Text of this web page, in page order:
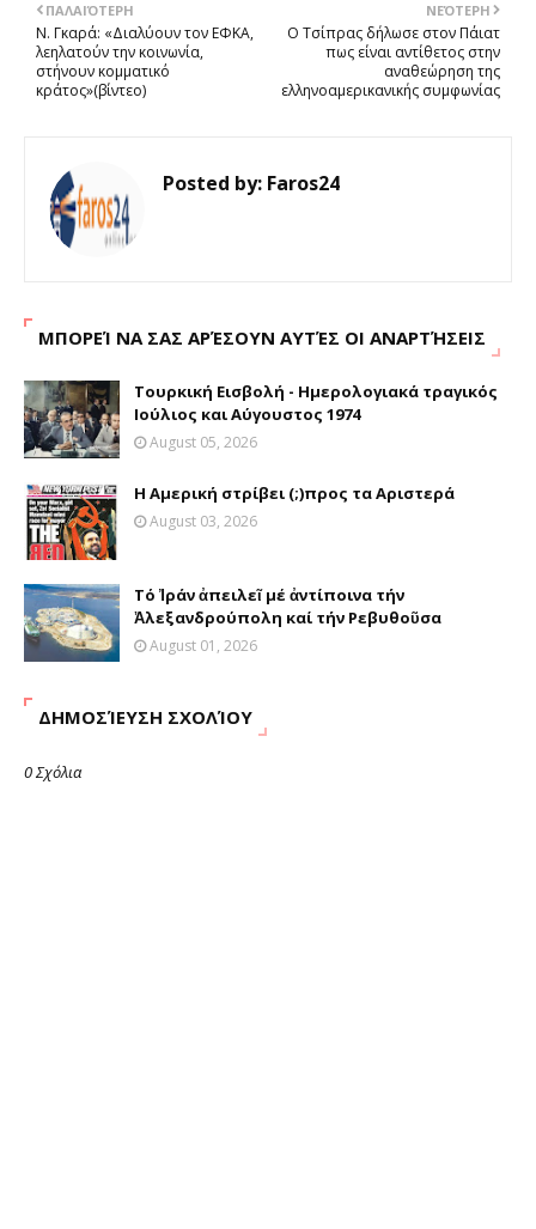
ΝΕΌΤΕΡΗ
Ο Τσίπρας δήλωσε στον Πάιατ
πως είναι αντίθετος στην
αναθεώρηση της
ελληνοαμερικανικής συμφωνίας
ΠΑΛΑΙΌΤΕΡΗ
Ν. Γκαρά: «Διαλύουν τον ΕΦΚΑ,
λεηλατούν την κοινωνία,
στήνουν κομματικό
κράτος»(βίντεο)
Posted by: Faros24
ΜΠΟΡΕΊ ΝΑ ΣΑΣ ΑΡΈΣΟΥΝ ΑΥΤΈΣ ΟΙ ΑΝΑΡΤΉΣΕΙΣ
Τουρκική Εισβολή - Ημερολογιακά τραγικός
Ιούλιος και Αύγουστος 1974
August 05, 2026
Η Αμερική στρίβει (;)προς τα Αριστερά
August 03, 2026
Τό Ἰράν ἀπειλεῖ μέ ἀντίποινα τήν
Ἀλεξανδρούπολη καί τήν Ρεβυθοῦσα
August 01, 2026
ΔΗΜΟΣΊΕΥΣΗ ΣΧΟΛΊΟΥ
0 Σχόλια